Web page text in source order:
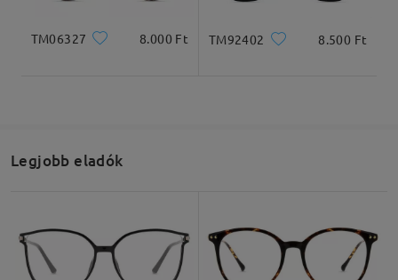
TM06327 8.000 Ft TM92402 8.500 Ft
Legjobb eladók